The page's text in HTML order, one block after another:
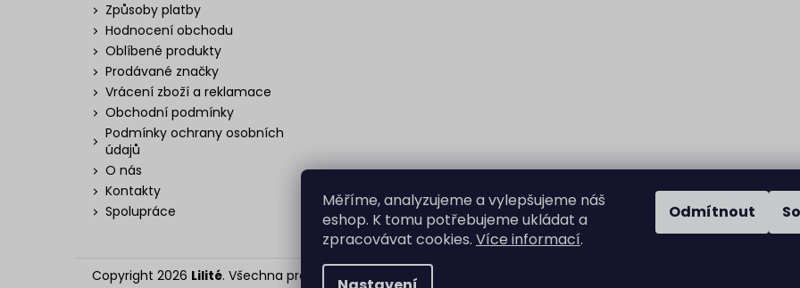
Měříme, analyzujeme a vylepšujeme náš
eshop. K tomu potřebujeme ukládat a
zpracovávat cookies. Více informací.
Odmítnout
Způsoby platby
Hodnocení obchodu
Oblíbené produkty
Prodávané značky
Vrácení zboží a reklamace
Obchodní podmínky
Podmínky ochrany osobních
údajů
O nás
Kontakty
Spolupráce
Sledovat na Instagramu
Copyright 2026 Lilité. Všechna práva vyhrazena.